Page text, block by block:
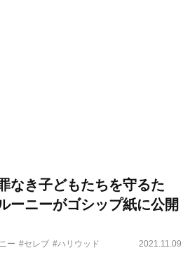
なき子どもたちを守るた
ーニーがゴシップ紙に公開
ー #セレブ #ハリウッド 2021.11.09